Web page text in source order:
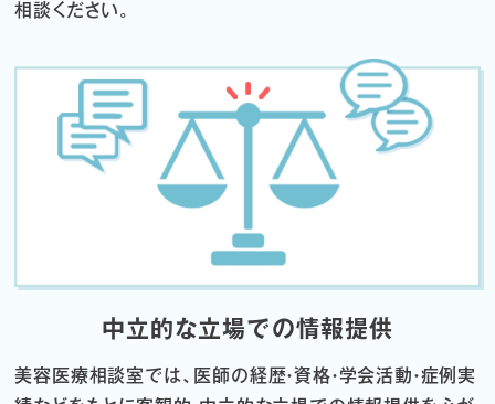
相談ください。
中立的な立場での情報提供
美容医療相談室では、医師の経歴・資格・学会活動・症例実